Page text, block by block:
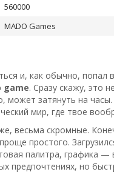
560000
MADO Games
и, как обычно, попал
game. Сразу скажу, это
затянуть на
мир, где твое
весьма скромные.
простого.
палитра, графика
предпочтениях, но